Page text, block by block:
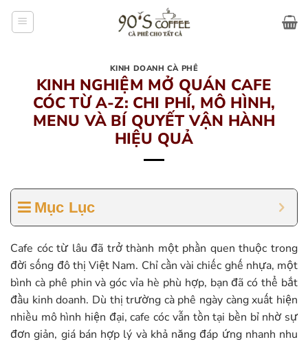
KINH DOANH CÀ PHÊ
KINH NGHIỆM MỞ QUÁN CAFE
CÓC TỪ A-Z: CHI PHÍ, MÔ HÌNH,
MENU VÀ BÍ QUYẾT VẬN HÀNH
HIỆU QUẢ
Mục Lục
Cafe cóc từ lâu đã trở thành một phần quen thuộc trong
đời sống đô thị Việt Nam. Chỉ cần vài chiếc ghế nhựa, một
bình cà phê phin và góc vỉa hè phù hợp, bạn đã có thể bắt
đầu kinh doanh. Dù thị trường cà phê ngày càng xuất hiện
nhiều mô hình hiện đại, cafe cóc vẫn tồn tại bền bỉ nhờ sự
đơn giản, giá bán hợp lý và khả năng đáp ứng nhanh nhu